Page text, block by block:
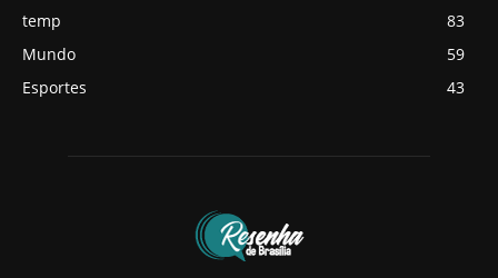
temp
83
Mundo
59
Esportes
43